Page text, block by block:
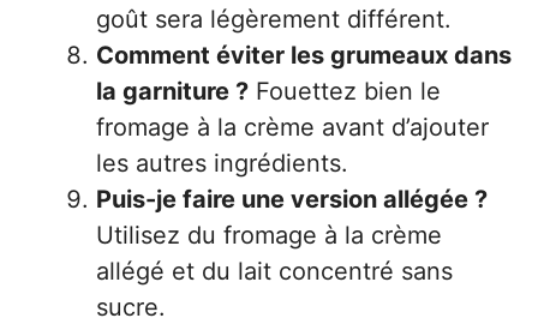
goût sera légèrement différent.
Comment éviter les grumeaux dans
la garniture ? Fouettez bien le
fromage à la crème avant d’ajouter
les autres ingrédients.
Puis-je faire une version allégée ?
Utilisez du fromage à la crème
allégé et du lait concentré sans
sucre.